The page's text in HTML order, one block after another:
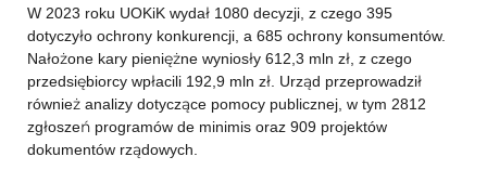
W 2023 roku UOKiK wydał 1080 decyzji, z czego 395
dotyczyło ochrony konkurencji, a 685 ochrony konsumentów.
Nałożone kary pieniężne wyniosły 612,3 mln zł, z czego
przedsiębiorcy wpłacili 192,9 mln zł. Urząd przeprowadził
również analizy dotyczące pomocy publicznej, w tym 2812
zgłoszeń programów de minimis oraz 909 projektów
dokumentów rządowych.